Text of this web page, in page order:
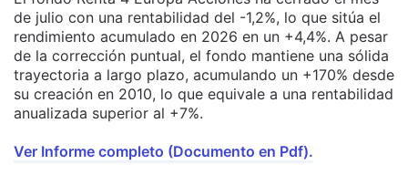
de julio con una rentabilidad del -1,2%, lo que sitúa el
rendimiento acumulado en 2026 en un +4,4%. A pesar
de la corrección puntual, el fondo mantiene una sólida
trayectoria a largo plazo, acumulando un +170% desde
su creación en 2010, lo que equivale a una rentabilidad
anualizada superior al +7%.
Ver Informe completo (Documento en Pdf).